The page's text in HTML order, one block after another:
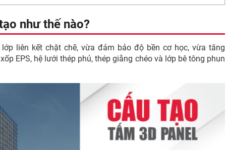
như thế nào?
liên kết chặt chẽ, vừa đảm bảo độ bền cơ học, vừa tăng
EPS, hệ lưới thép phủ, thép giằng chéo và lớp bê tông phun